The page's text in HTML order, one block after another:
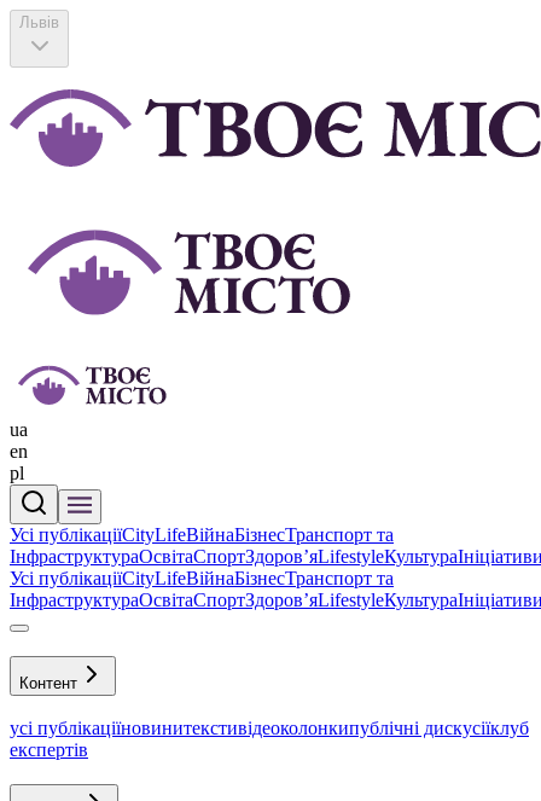
Львів
ua
en
pl
Усі публікаціїCityLifeВійнаБізнесТранспорт та
ІнфраструктураОсвітаСпортЗдоровʼяLifestyleКультура
Усі публікаціїCityLifeВійнаБізнесТранспорт та
ІнфраструктураОсвітаСпортЗдоровʼяLifestyleКультура
Контент
усі публікаціїновинитекстивідеоколонкипублічні дискусіїклуб
експертів